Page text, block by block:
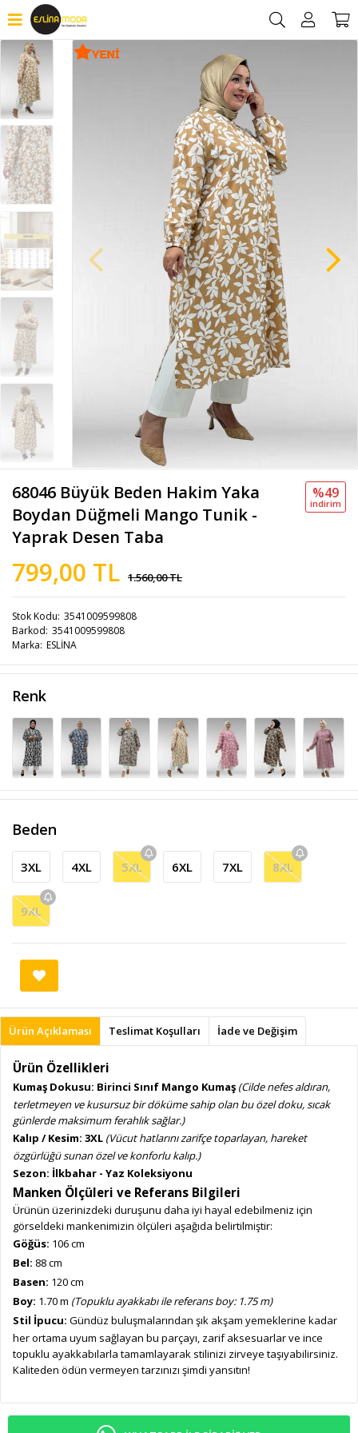
68046 Büyük Beden Hakim Yaka
Boydan Düğmeli Mango Tunik -
Yaprak Desen Taba
799,00 TL 1.560,00 TL
%49
i̇ndi̇ri̇m
Stok Kodu 3541009599808
Barkod 3541009599808
Marka ESLİNA
Renk
Beden
3XL 4XL 5XL 6XL 7XL 8XL
9XL
Ürün Açıklaması Teslimat Koşulları İade ve Değişim
Ürün Özellikleri
Kumaş Dokusu: Birinci Sınıf Mango Kumaş (Cilde nefes aldıran,
terletmeyen ve kusursuz bir döküme sahip olan bu özel doku, sıcak
günlerde maksimum ferahlık sağlar.)
Kalıp / Kesim: 3XL (Vücut hatlarını zarifçe toparlayan, hareket
özgürlüğü sunan özel ve konforlu kalıp.)
Sezon: İlkbahar - Yaz Koleksiyonu
Manken Ölçüleri ve Referans Bilgileri
Ürünün üzerinizdeki duruşunu daha iyi hayal edebilmeniz için
görseldeki mankenimizin ölçüleri aşağıda belirtilmiştir:
Göğüs: 106 cm
Bel: 88 cm
Basen: 120 cm
Boy: 1.70 m (Topuklu ayakkabı ile referans boy: 1.75 m)
Stil İpucu: Gündüz buluşmalarından şık akşam yemeklerine kadar
her ortama uyum sağlayan bu parçayı, zarif aksesuarlar ve ince
topuklu ayakkabılarla tamamlayarak stilinizi zirveye taşıyabilirsiniz.
Kaliteden ödün vermeyen tarzınızı şimdi yansıtın!